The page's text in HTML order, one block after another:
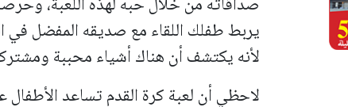
يربط طفلك اللقاء مع صديقه المفضل في
لأنه يكتشف أن هناك أشياء محببة
لاحظي أن لعبة كرة القدم تساعد الأطفال